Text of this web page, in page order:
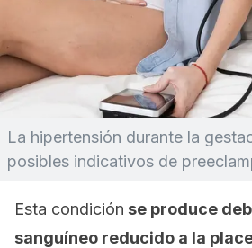
La hipertensión durante la
posibles indicativos de
Esta condición se produce
sanguíneo reducido a la